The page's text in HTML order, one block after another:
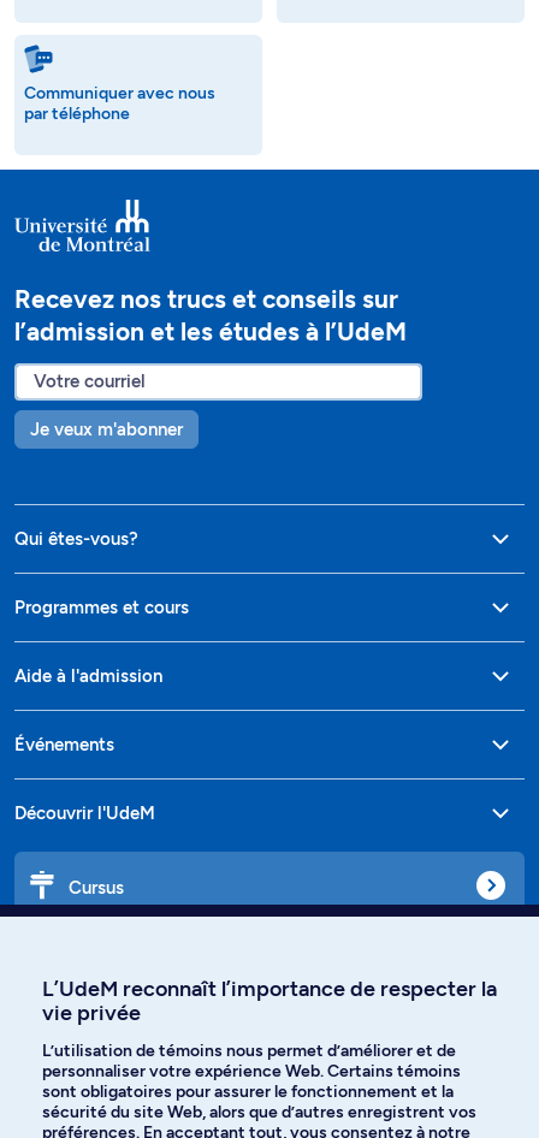
Communiquer avec nous
par téléphone
Recevez nos trucs et conseils sur
l’admission et les études à l’UdeM
Je veux m'abonner
Qui êtes-vous?
Programmes et cours
Aide à l'admission
Événements
Découvrir l'UdeM
Cursus
Langues
L’UdeM reconnaît l’importance de respecter la
vie privée
L’utilisation de témoins nous permet d’améliorer et de
personnaliser votre expérience Web. Certains témoins
sont obligatoires pour assurer le fonctionnement et la
sécurité du site Web, alors que d’autres enregistrent vos
préférences. En acceptant tout, vous consentez à notre